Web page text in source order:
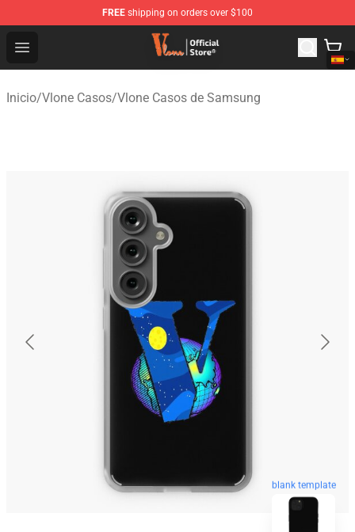
FREE shipping on orders over $100
Open menu
Vlone Shop - Official Vlone Merchandise Store
Inicio/Vlone Casos/Vlone Casos de Samsung
blank template